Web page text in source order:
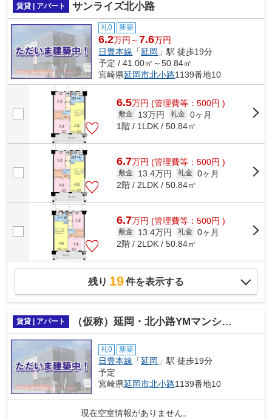
賃貸 | アパート サンライズ北小路
礼0 新築
6.2万円～7.6万円
日豊本線 「延岡 」駅 徒歩19分
予定 / 41.00㎡～50.84㎡
宮崎県延岡市北小路1139番地10
6.5万円 (管理費等：500円 )
敷金 13万円 礼金 0ヶ月
1階 / 1LDK / 50.84㎡
6.7万円 (管理費等：500円 )
敷金 13.4万円 礼金 0ヶ月
2階 / 2LDK / 50.84㎡
6.7万円 (管理費等：500円 )
敷金 13.4万円 礼金 0ヶ月
2階 / 2LDK / 50.84㎡
残り 19件を表示する
賃貸 | アパート （仮称）延岡・北小路YMマンション
礼0 新築
日豊本線 「延岡 」駅 徒歩19分
予定
宮崎県延岡市北小路1139番地10
現在空室情報がありません。